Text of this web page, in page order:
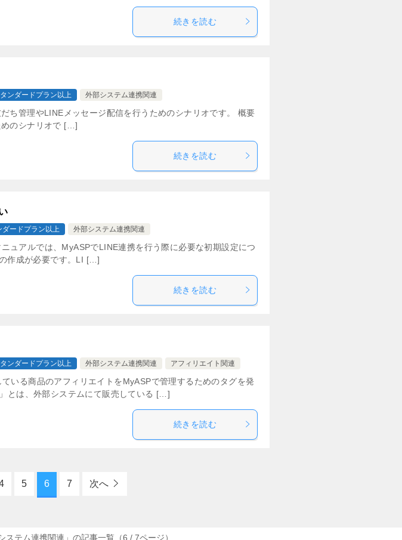
続きを読む
ンダードプラン以上 外部システム連携関連
ち管理やLINEメッセージ配信を行うためのシナリオです。 概要
めのシナリオで […]
続きを読む
ダードプラン以上 外部システム連携関連
ュアルでは、MyASPでLINE連携を行う際に必要な初期設定につ
作成が必要です。LI […]
続きを読む
ンダードプラン以上 外部システム連携関連 アフィリエイト関連
いる商品のアフィリエイトをMyASPで管理するためのタグを発
とは、外部システムにて販売している […]
続きを読む
5 6 7 次へ
ステム連携関連」の記事一覧（6 / 7ページ）